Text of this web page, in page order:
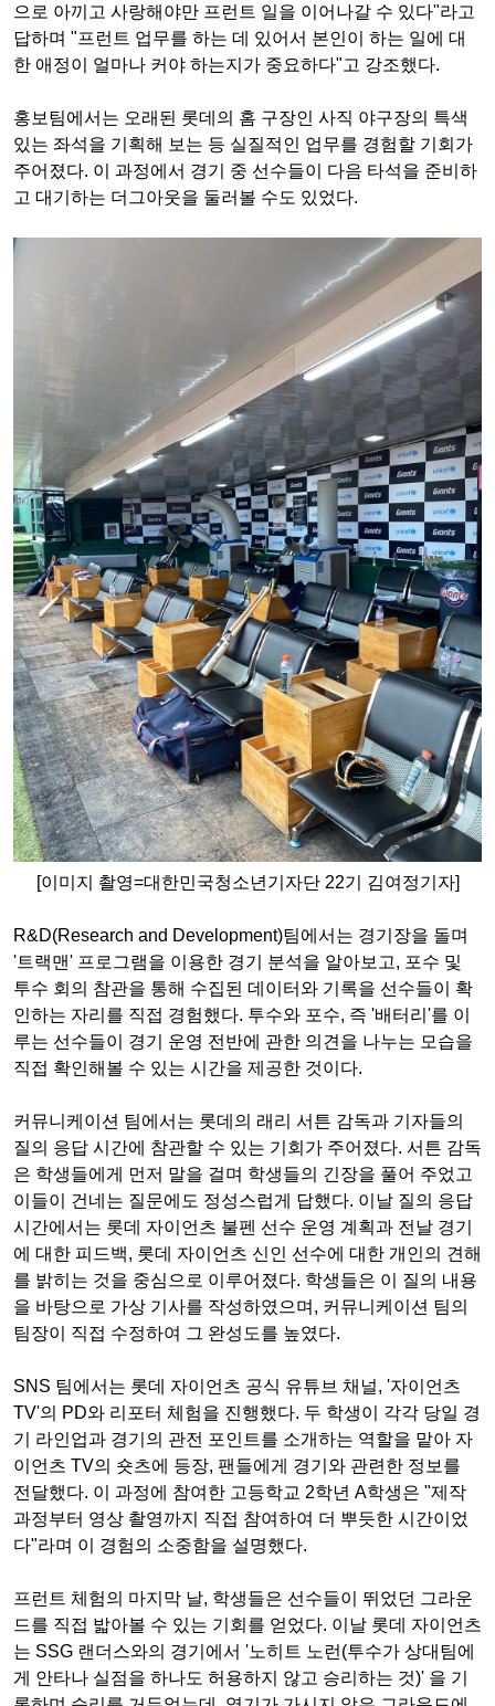
으로 아끼고 사랑해야만 프런트 일을 이어나갈 수 있다"라고
답하며 "프런트 업무를 하는 데 있어서 본인이 하는 일에 대
한 애정이 얼마나 커야 하는지가 중요하다"고 강조했다.
홍보팀에서는 오래된 롯데의 홈 구장인 사직 야구장의 특색
있는 좌석을 기획해 보는 등 실질적인 업무를 경험할 기회가
주어졌다. 이 과정에서 경기 중 선수들이 다음 타석을 준비하
고 대기하는 더그아웃을 둘러볼 수도 있었다.
[이미지 촬영=대한민국청소년기자단 22기 김여정기자]
R&D(Research and Development)팀에서는 경기장을 돌며
'트랙맨' 프로그램을 이용한 경기 분석을 알아보고, 포수 및
투수 회의 참관을 통해 수집된 데이터와 기록을 선수들이 확
인하는 자리를 직접 경험했다. 투수와 포수, 즉 '배터리'를 이
루는 선수들이 경기 운영 전반에 관한 의견을 나누는 모습을
직접 확인해볼 수 있는 시간을 제공한 것이다.
커뮤니케이션 팀에서는 롯데의 래리 서튼 감독과 기자들의
질의 응답 시간에 참관할 수 있는 기회가 주어졌다. 서튼 감독
은 학생들에게 먼저 말을 걸며 학생들의 긴장을 풀어 주었고
이들이 건네는 질문에도 정성스럽게 답했다. 이날 질의 응답
시간에서는 롯데 자이언츠 불펜 선수 운영 계획과 전날 경기
에 대한 피드백, 롯데 자이언츠 신인 선수에 대한 개인의 견해
를 밝히는 것을 중심으로 이루어졌다. 학생들은 이 질의 내용
을 바탕으로 가상 기사를 작성하였으며, 커뮤니케이션 팀의
팀장이 직접 수정하여 그 완성도를 높였다.
SNS 팀에서는 롯데 자이언츠 공식 유튜브 채널, '자이언츠
TV'의 PD와 리포터 체험을 진행했다. 두 학생이 각각 당일 경
기 라인업과 경기의 관전 포인트를 소개하는 역할을 맡아 자
이언츠 TV의 숏츠에 등장, 팬들에게 경기와 관련한 정보를
전달했다. 이 과정에 참여한 고등학교 2학년 A학생은 "제작
과정부터 영상 촬영까지 직접 참여하여 더 뿌듯한 시간이었
다"라며 이 경험의 소중함을 설명했다.
프런트 체험의 마지막 날, 학생들은 선수들이 뛰었던 그라운
드를 직접 밟아볼 수 있는 기회를 얻었다. 이날 롯데 자이언츠
는 SSG 랜더스와의 경기에서 '노히트 노런(투수가 상대팀에
게 안타나 실점을 하나도 허용하지 않고 승리하는 것)' 을 기